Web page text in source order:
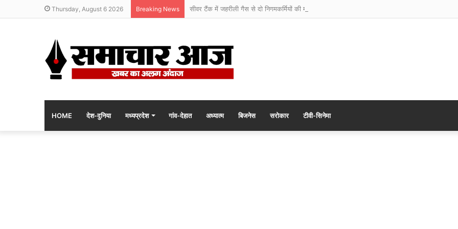
Thursday, August 6 2026 Breaking News सीवर टैंक में जहरीली गैस से दो निगमकर्मियों की मौत
HOME देश-दुनिया मध्यप्रदेश गांव-देहात अध्यात्म बिजनेस सरोकार टीवी-सिनेमा